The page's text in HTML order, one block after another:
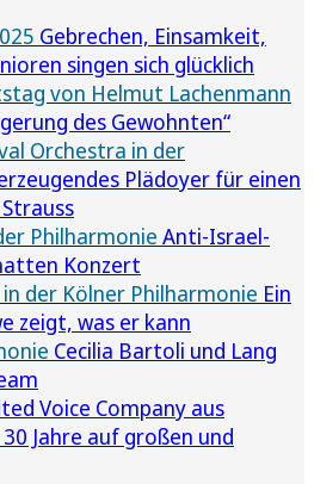
Gebrechen, Einsamkeit,
singen sich glücklich
von Helmut Lachenmann
des Gewohnten“
Orchestra in der
Plädoyer für einen
Philharmonie Anti-Israel-
Konzert
der Kölner Philharmonie Ein
zeigt, was er kann
Cecilia Bartoli und Lang
Voice Company aus
Jahre auf großen und